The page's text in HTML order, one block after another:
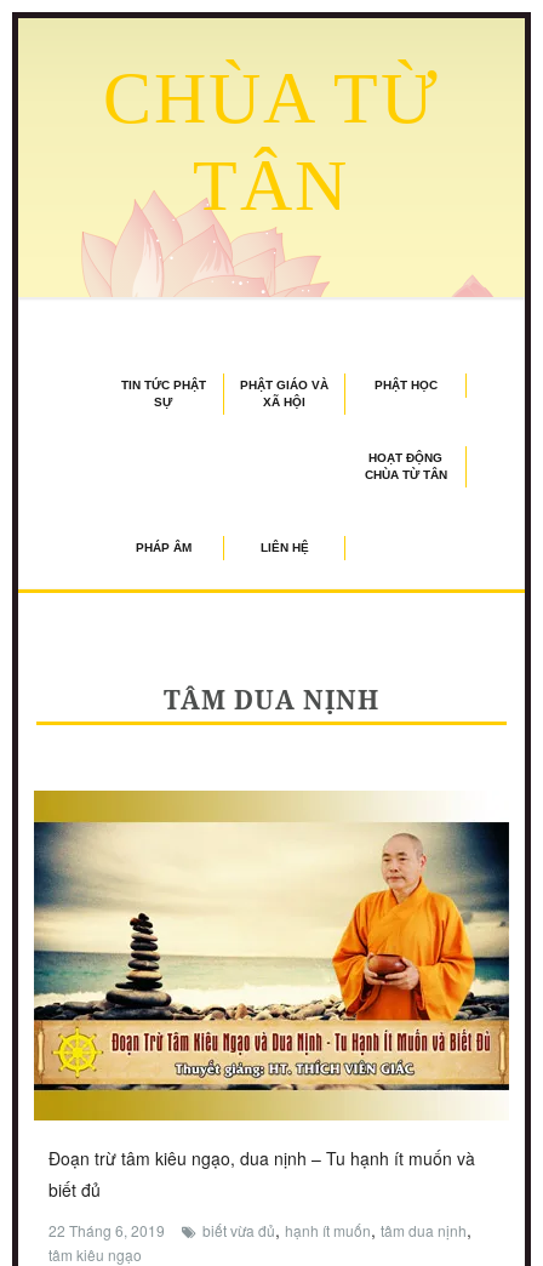
CHÙA TỪ
TÂN
TIN TỨC PHẬT
SỰ
PHẬT GIÁO VÀ
XÃ HỘI
PHẬT HỌC
HOẠT ĐỘNG
CHÙA TỪ TÂN
PHÁP ÂM LIÊN HỆ
TÂM DUA NỊNH
Đoạn trừ tâm kiêu ngạo, dua nịnh – Tu hạnh ít muốn và
biết đủ
22 Tháng 6, 2019 biết vừa đủ, hạnh ít muốn, tâm dua nịnh,
tâm kiêu ngạo